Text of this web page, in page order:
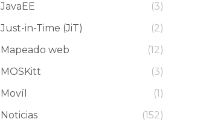
JavaEE
(3)
Just-in-Time (JiT)
(2)
Mapeado web
(12)
MOSKitt
(3)
Movíl
(1)
Noticias
(152)